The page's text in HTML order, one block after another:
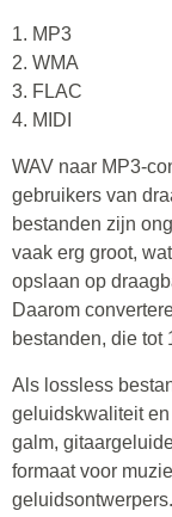
1. MP3
2. WMA
3. FLAC
4. MIDI
WAV naar MP3-
gebruikers van
bestanden zijn
vaak erg groot,
opslaan op
Daarom
bestanden, die tot
Als lossless
geluidskwaliteit
galm,
formaat voor